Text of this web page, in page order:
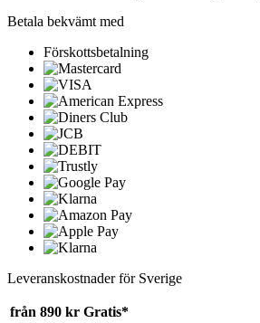
Betala bekvämt med
Förskottsbetalning
Leveranskostnader för Sverige
från 890 kr Gratis*